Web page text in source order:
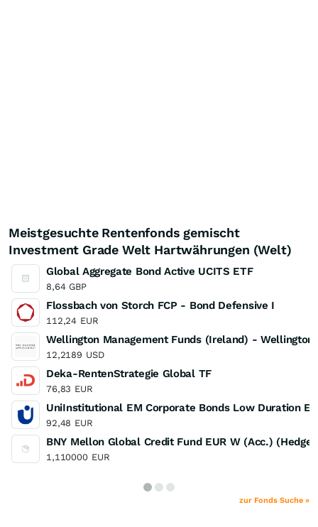
Meistgesuchte Rentenfonds gemischt
Investment Grade Welt Hartwährungen (Welt)
Global Aggregate Bond Active UCITS ETF
8,64 GBP
Flossbach von Storch FCP - Bond Defensive I
112,24 EUR
Wellington Management Funds (Ireland) - Wellington
12,2189 USD
Deka-RentenStrategie Global TF
76,83 EUR
UniInstitutional EM Corporate Bonds Low Duration
92,48 EUR
BNY Mellon Global Credit Fund EUR W (Acc.)
1,110000 EUR
zur Fonds Suche »